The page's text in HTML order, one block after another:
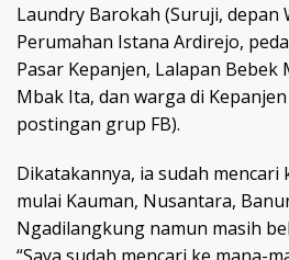
Laundry Barokah (Suruji, depan
Perumahan Istana Ardirejo,
Pasar Kepanjen, Lalapan Bebek
Mbak Ita, dan warga di
postingan grup FB).
Dikatakannya, ia sudah
mulai Kauman, Nusantara,
Ngadilangkung namun masih
“Saya sudah mencari ke mana-